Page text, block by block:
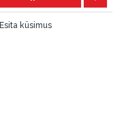
Esita küsimus